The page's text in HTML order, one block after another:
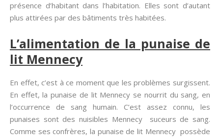
présence d’habitant dans l’habitation. Elles sont d’autant
plus attirées par des bâtiments très habitées.
L’alimentation de la punaise de
lit Mennecy
En effet, c’est à ce moment que les problèmes surgissent.
En effet, la punaise de lit Mennecy se nourrit du sang, en
l’occurrence de sang humain. C’est assez connu, les
punaises sont des nuisibles Mennecy suceurs de sang.
Comme ses confrères, la punaise de lit Mennecy possède